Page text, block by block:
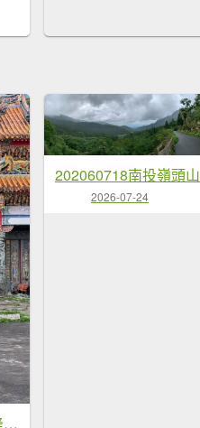
20260802嘉義觀日峰-振興宮
202060718南投嶺頭山
2026-07-24